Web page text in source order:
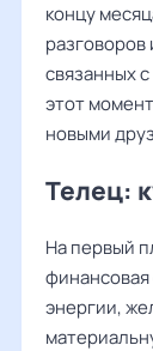
концу
связанных
этот
новыми
Телец:
На первый
энергии,